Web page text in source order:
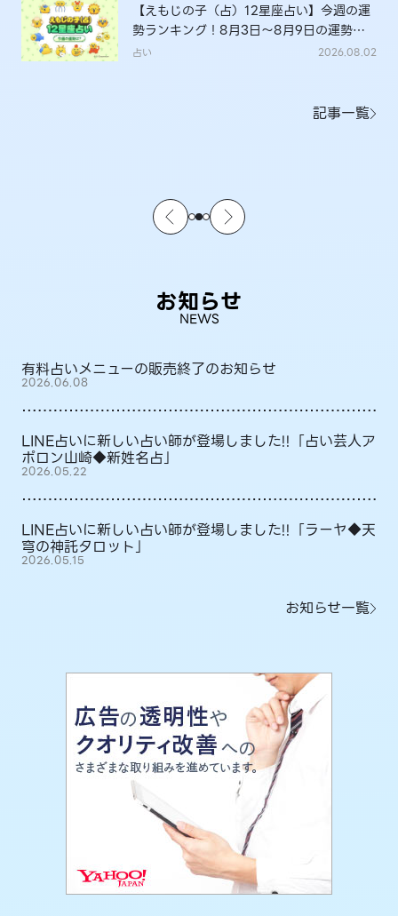
【えもじの子（占）12星座占い】今週の運
勢ランキング！8月3日～8月9日の運勢
は？
占い 2026.08.02
記事一覧
お知らせ
NEWS
有料占いメニューの販売終了のお知らせ
2026.06.08
LINE占いに新しい占い師が登場しました!!「占い芸人ア
ポロン山崎◆新姓名占」
2026.05.22
LINE占いに新しい占い師が登場しました!!「ラーヤ◆天
穹の神託タロット」
2026.05.15
お知らせ一覧